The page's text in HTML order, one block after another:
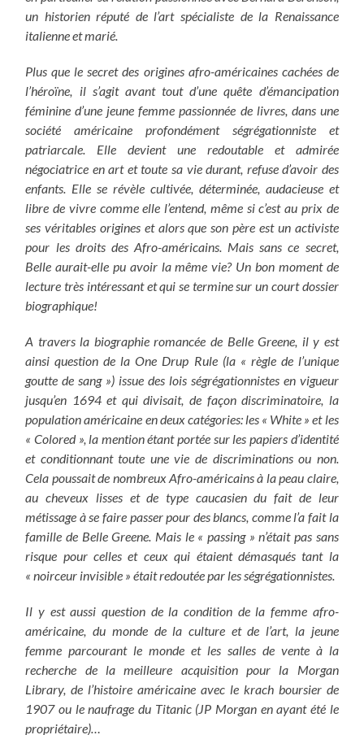
un historien réputé de l’art spécialiste de la Renaissance
italienne et marié.
Plus que le secret des origines afro-américaines cachées de
l’héroïne, il s’agit avant tout d’une quête d’émancipation
féminine d’une jeune femme passionnée de livres, dans une
société américaine profondément ségrégationniste et
patriarcale. Elle devient une redoutable et admirée
négociatrice en art et toute sa vie durant, refuse d’avoir des
enfants. Elle se révèle cultivée, déterminée, audacieuse et
libre de vivre comme elle l’entend, même si c’est au prix de
ses véritables origines et alors que son père est un activiste
pour les droits des Afro-américains. Mais sans ce secret,
Belle aurait-elle pu avoir la même vie? Un bon moment de
lecture très intéressant et qui se termine sur un court dossier
biographique!
A travers la biographie romancée de Belle Greene, il y est
ainsi question de la One Drup Rule (la « règle de l’unique
goutte de sang ») issue des lois ségrégationnistes en vigueur
jusqu’en 1694 et qui divisait, de façon discriminatoire, la
population américaine en deux catégories: les « White » et les
« Colored », la mention étant portée sur les papiers d’identité
et conditionnant toute une vie de discriminations ou non.
Cela poussait de nombreux Afro-américains à la peau claire,
au cheveux lisses et de type caucasien du fait de leur
métissage à se faire passer pour des blancs, comme l’a fait la
famille de Belle Greene. Mais le « passing » n’était pas sans
risque pour celles et ceux qui étaient démasqués tant la
« noirceur invisible » était redoutée par les ségrégationnistes.
Il y est aussi question de la condition de la femme afro-
américaine, du monde de la culture et de l’art, la jeune
femme parcourant le monde et les salles de vente à la
recherche de la meilleure acquisition pour la Morgan
Library, de l’histoire américaine avec le krach boursier de
1907 ou le naufrage du Titanic (JP Morgan en ayant été le
propriétaire)…